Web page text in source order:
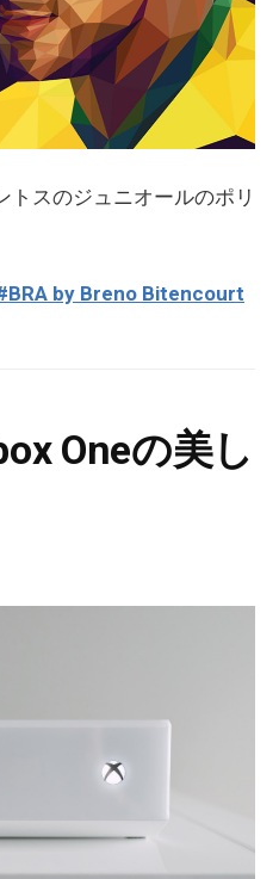
トスのジュニオールのポリ
by Breno Bitencourt
Oneの美し